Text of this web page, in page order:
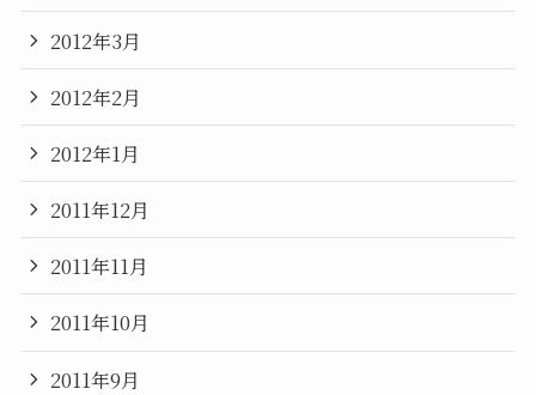
2012年3月
2012年2月
2012年1月
2011年12月
2011年11月
2011年10月
2011年9月